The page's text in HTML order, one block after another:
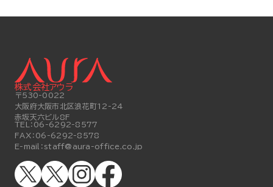
株式会社アウラ
〒530-0022
大阪府大阪市北区浪花町12-24
赤坂天六ビル8F
TEL： 06-6292-8577
FAX： 06-6292-8578
E-mail： staff@aura-office.co.jp